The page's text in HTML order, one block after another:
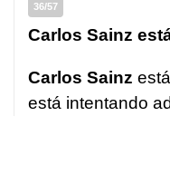
36/57
Carlos Sainz
Carlos Sainz
está intentando